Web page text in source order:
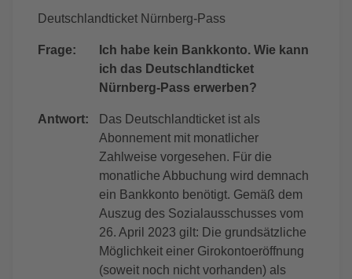
Deutschlandticket Nürnberg-Pass
Frage:
Ich habe kein Bankkonto. Wie kann
ich das Deutschlandticket
Nürnberg-Pass erwerben?
Antwort:
Das Deutschlandticket ist als
Abonnement mit monatlicher
Zahlweise vorgesehen. Für die
monatliche Abbuchung wird demnach
ein Bankkonto benötigt. Gemäß dem
Auszug des Sozialausschusses vom
26. April 2023 gilt: Die grundsätzliche
Möglichkeit einer Girokontoeröffnung
(soweit noch nicht vorhanden) als